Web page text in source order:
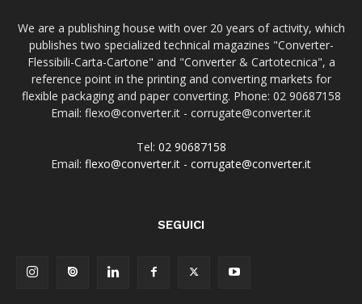
We are a publishing house with over 20 years of activity, which
publishes two specialized technical magazines "Converter-
Flessibili-Carta-Cartone" and "Converter & Cartotecnica", a
reference point in the printing and converting markets for
flexible packaging and paper converting. Phone: 02 90687158
Email: flexo@converter.it - corrugate@converter.it
Tel: 02 90687158
Email: flexo@converter.it - corrugate@converter.it
SEGUICI